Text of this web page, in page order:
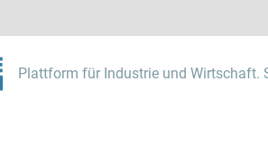
Plattform für Industrie und Wirtschaft.